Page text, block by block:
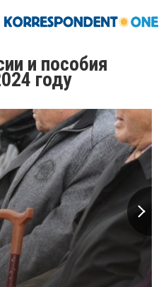
и пособия
году